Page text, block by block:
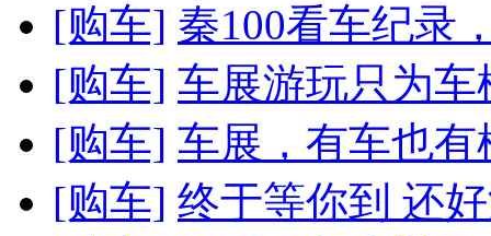
[购车] 秦100看车纪录
[购车] 车展游玩只为车
[购车] 车展，有车也
[购车] 终于等你到 还